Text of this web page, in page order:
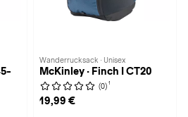
Wanderrucksack · Unisex
McKinley · Finch I CT20
(0) 1
19,99 €